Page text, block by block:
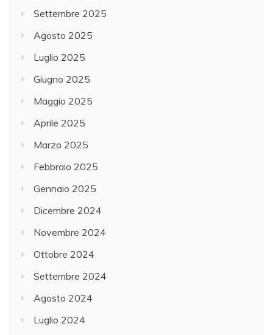
Settembre 2025
Agosto 2025
Luglio 2025
Giugno 2025
Maggio 2025
Aprile 2025
Marzo 2025
Febbraio 2025
Gennaio 2025
Dicembre 2024
Novembre 2024
Ottobre 2024
Settembre 2024
Agosto 2024
Luglio 2024